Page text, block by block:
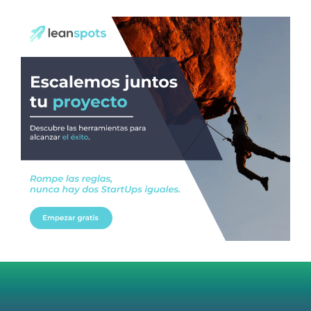
@elobdeltrabajo · 4 Ago
Martes 4/08. Invitamos a sintonizar IAS
Radio and Podcast programa radial sobre claves
para el
#LiderazgoSindical
Omar Pérez#Camioneros #CATT
#Transporte
#TarifaSegura#SaludMental #Desarrollo
RT@casdcamioneros
1